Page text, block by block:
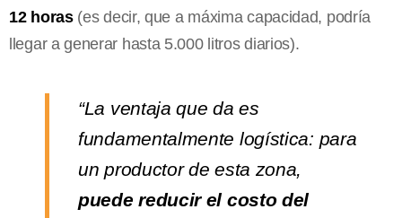
12 horas(es decir, que a máxima capacidad, podría
llegar a generar hasta 5.000 litros diarios).
“La ventaja que da es
fundamentalmente logística: para
un productor de esta zona,
puede reducir el costo del